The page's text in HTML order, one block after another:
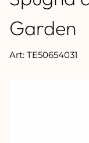
Garden
Art: TE50654031